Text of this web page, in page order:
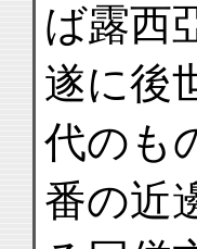
ば露西
遂に後
代のも
番の近